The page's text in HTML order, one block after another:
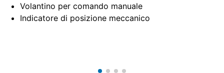
Volantino per comando manuale
Indicatore di posizione meccanico